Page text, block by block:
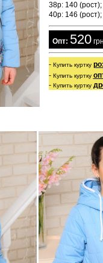
38р: 140
40р: 146
  Опт:
520
- Купить куртку
- Купить куртку
- Купить куртку